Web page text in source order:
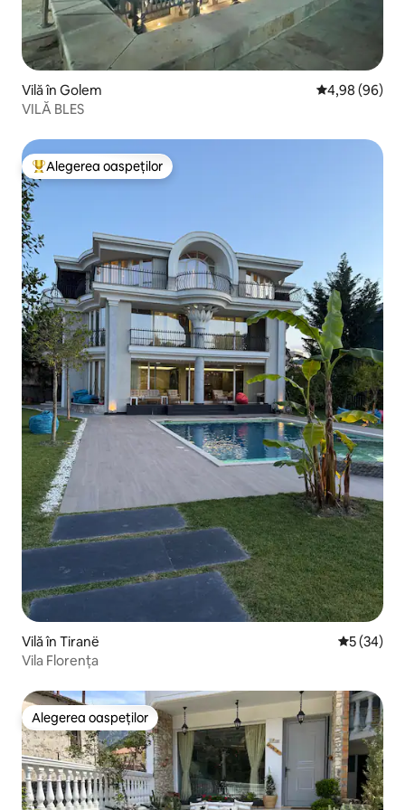
Vilă în Golem Scor mediu
4,98 (96)
VILĂ BLES
Locuință din topul categoriei Alegerea oaspeților
Alegerea oaspeților
Vilă în Tiranë Scor
5 (34)
Vila Florența
Alegerea oaspeților
Alegerea oaspeților